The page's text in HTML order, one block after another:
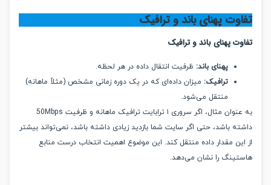
پهنای باند و ترافیک
پهنای باند و ترافیک
پهنای باند: ظرفیت انتقال داده در هر لحظه.
ترافیک:میزان داده‌ای که در یک دوره زمانی مشخص (مثلاً ماهانه)
منتقل می‌شود.
به عنوان مثال، اگر سروری ۱ ترابایت ترافیک ماهانه و ظرفیت 50Mbps
باشد، حتی اگر سایت شما بازدید زیادی داشته باشد، نمی‌تواند بیشتر
مقدار داده منتقل کند. این موضوع اهمیت انتخاب درست منابع
را نشان می‌دهد.